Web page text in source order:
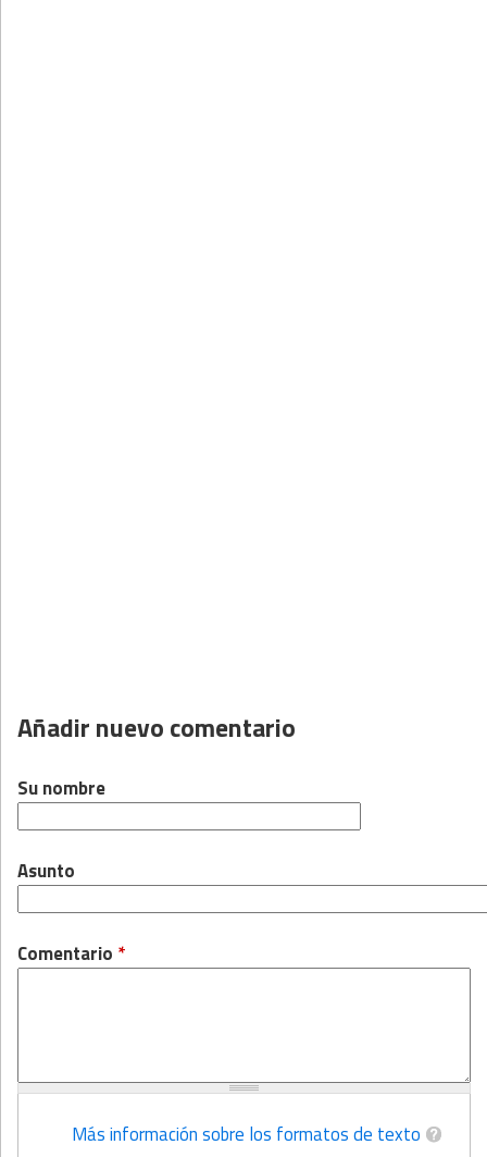
Añadir nuevo comentario
Su nombre
Asunto
Comentario *
Más información sobre los formatos de texto